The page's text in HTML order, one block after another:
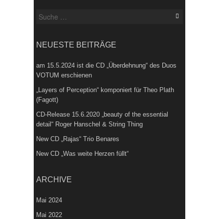
Suche
NEUESTE BEITRÄGE
am 15.5.2024 ist die CD „Überdehnung“ des Duos
VOTUM erschienen
„Layers of Perception“ komponiert für Theo Plath
(Fagott)
CD-Release 15.6.2020 „beauty of the essential
detail“ Roger Hanschel & String Thing
New CD „Rajas“ Trio Benares
New CD „Was weite Herzen füllt“
ARCHIVE
Mai 2024
Mai 2022